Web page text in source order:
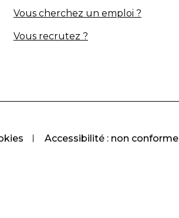
Vous cherchez un emploi ?
Vous recrutez ?
Accessibilité : non conforme